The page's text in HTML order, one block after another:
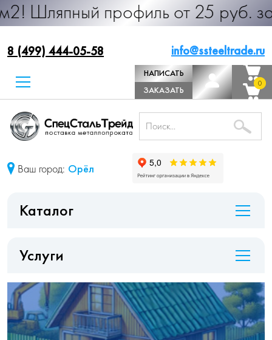
профиль от 25 руб. за м.п.
8 (499) 444-05-58 info@ssteeltrade.ru
НАПИСАТЬ
ДИРЕКТОРУ
ЗАКАЗАТЬ
ЗВОНОК
0
0
Ваш город: Орёл
Каталог
Услуги